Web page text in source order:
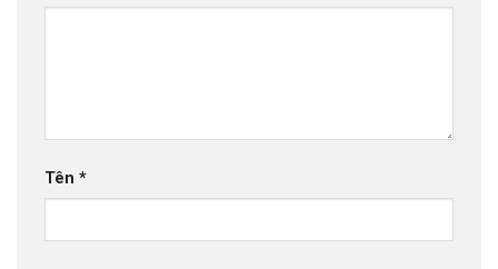
Tên *